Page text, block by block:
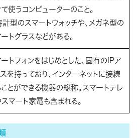
使うコンピューターのこと。
計型のスマートウォッチや、メガネ型の
ートグラスなどがある。
ートフォンをはじめとした、固有のIPア
スを持っており、インターネットに接続
とができる機器の総称。スマートテレ
スマート家電も含まれる。